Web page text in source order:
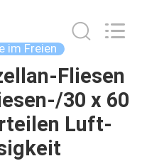
im Freien
Fliesen
30 x 60
Luft-